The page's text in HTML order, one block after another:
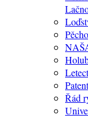
Řád